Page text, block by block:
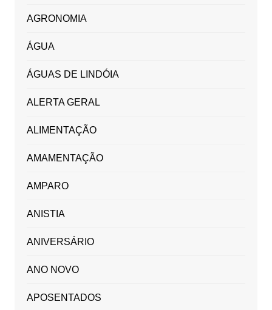
AGRONOMIA
ÁGUA
ÁGUAS DE LINDÓIA
ALERTA GERAL
ALIMENTAÇÃO
AMAMENTAÇÃO
AMPARO
ANISTIA
ANIVERSÁRIO
ANO NOVO
APOSENTADOS